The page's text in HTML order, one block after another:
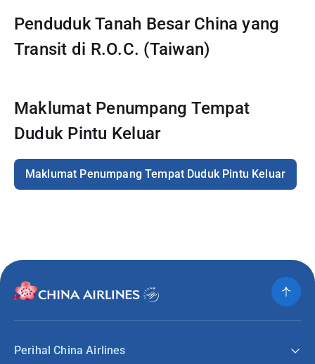
Penduduk Tanah Besar China yang
Transit di R.O.C. (Taiwan)
Maklumat Penumpang Tempat
Duduk Pintu Keluar
Maklumat Penumpang Tempat Duduk Pintu Keluar
Perihal China Airlines